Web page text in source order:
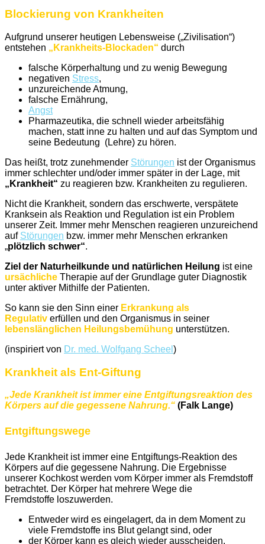
Blockierung von Krankheiten
Aufgrund unserer heutigen Lebensweise („Zivilisation“)
entstehen „Krankheits-Blockaden“ durch
falsche Körperhaltung und zu wenig Bewegung
negativen Stress,
unzureichende Atmung,
falsche Ernährung,
Angst
Pharmazeutika, die schnell wieder arbeitsfähig
machen, statt inne zu halten und auf das Symptom und
seine Bedeutung (Lehre) zu hören.
Das heißt, trotz zunehmender Störungen ist der Organismus
immer schlechter und/oder immer später in der Lage, mit
„Krankheit“ zu reagieren bzw. Krankheiten zu regulieren.
Nicht die Krankheit, sondern das erschwerte, verspätete
Kranksein als Reaktion und Regulation ist ein Problem
unserer Zeit. Immer mehr Menschen reagieren unzureichend
auf Störungen bzw. immer mehr Menschen erkranken
„plötzlich schwer“.
Ziel der Naturheilkunde und natürlichen Heilung ist eine
ursächliche Therapie auf der Grundlage guter Diagnostik
unter aktiver Mithilfe der Patienten.
So kann sie den Sinn einer Erkrankung als
Regulativ erfüllen und den Organismus in seiner
lebenslänglichen Heilungsbemühung unterstützen.
(inspiriert von Dr. med. Wolfgang Scheel )
Krankheit als Ent-Giftung
„Jede Krankheit ist immer eine Entgiftungsreaktion des
Körpers auf die gegessene Nahrung.“ (Falk Lange)
Entgiftungswege
Jede Krankheit ist immer eine Entgiftungs-Reaktion des
Körpers auf die gegessene Nahrung. Die Ergebnisse
unserer Kochkost werden vom Körper immer als Fremdstoff
betrachtet. Der Körper hat mehrere Wege die
Fremdstoffe loszuwerden.
Entweder wird es eingelagert, da in dem Moment zu
viele Fremdstoffe ins Blut gelangt sind, oder
der Körper kann es gleich wieder ausscheiden.